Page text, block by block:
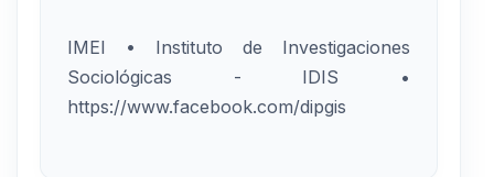
IMEI • Instituto de Investigaciones
Sociológicas - IDIS •
https://www.facebook.com/dipgis